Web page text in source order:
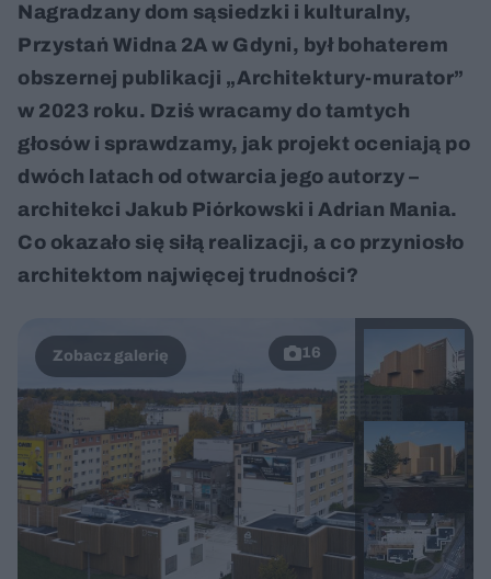
Nagradzany dom sąsiedzki i kulturalny,
Przystań Widna 2A w Gdyni, był bohaterem
obszernej publikacji „Architektury-murator”
w 2023 roku. Dziś wracamy do tamtych
głosów i sprawdzamy, jak projekt oceniają po
dwóch latach od otwarcia jego autorzy –
architekci Jakub Piórkowski i Adrian Mania.
Co okazało się siłą realizacji, a co przyniosło
architektom najwięcej trudności?
16